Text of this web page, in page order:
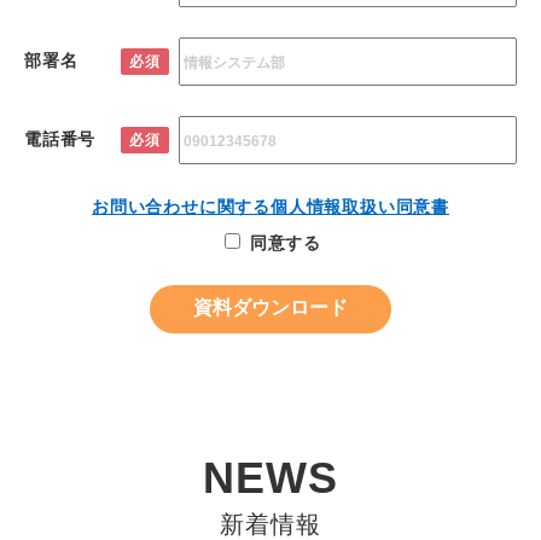
部署名 必須
電話番号 必須
お問い合わせに関する個人情報取扱い同意書
同意する
NEWS
新着情報